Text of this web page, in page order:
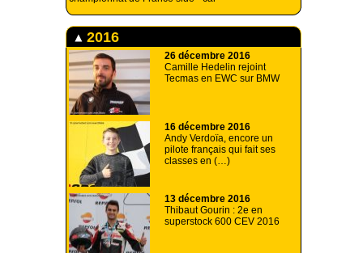
2016
26 décembre 2016
Camille Hedelin rejoint
Tecmas en EWC sur BMW
16 décembre 2016
Andy Verdoïa, encore un
pilote français qui fait ses
classes en (…)
13 décembre 2016
Thibaut Gourin : 2e en
superstock 600 CEV 2016